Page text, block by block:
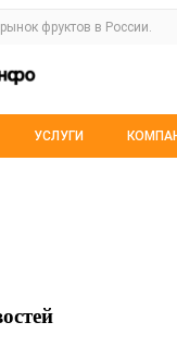
по
рынок фруктов в России.
меню
разделам
УСЛУГИ
области